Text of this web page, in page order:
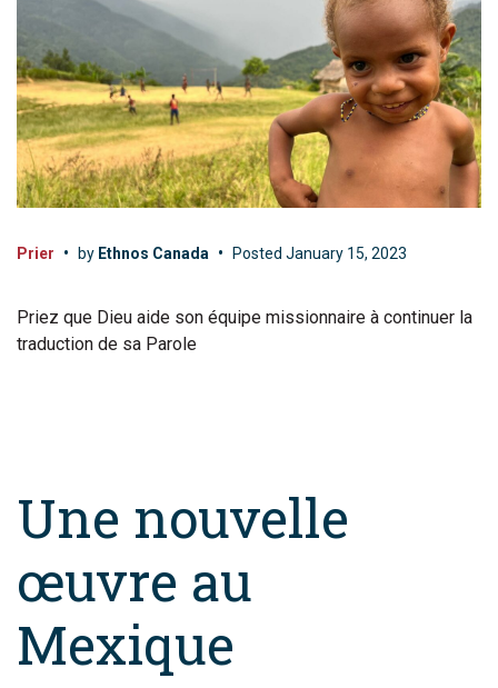
Prier • by Ethnos Canada • Posted January 15, 2023
Priez que Dieu aide son équipe missionnaire à continuer la
traduction de sa Parole
Une nouvelle
œuvre au
Mexique